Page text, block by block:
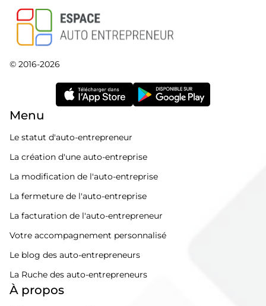
© 2016-2026
Menu
Le statut d'auto-entrepreneur
La création d'une auto-entreprise
La modification de l'auto-entreprise
La fermeture de l'auto-entreprise
La facturation de l'auto-entrepreneur
Votre accompagnement personnalisé
Le blog des auto-entrepreneurs
La Ruche des auto-entrepreneurs
À propos